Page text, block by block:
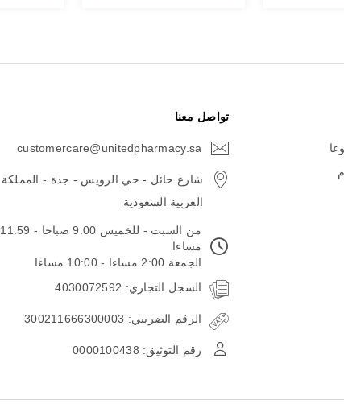
تواصل معنا
customercare@unitedpharmacy.sa
شارع حائل - حي الرويس - جدة - المملكة
العربية السعودية
من السبت - للخميس 9:00 صباحا - 11:59
مساءا
الجمعة 2:00 مساءا - 10:00 مساءا
السجل التجاري: 4030072592
الرقم الضريبي: 300211666300003
رقم التوثيق: 0000100438